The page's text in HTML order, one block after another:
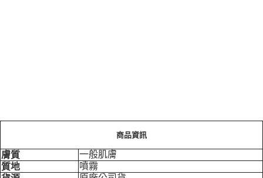
商品資訊
膚質
一般肌膚
質地
噴霧